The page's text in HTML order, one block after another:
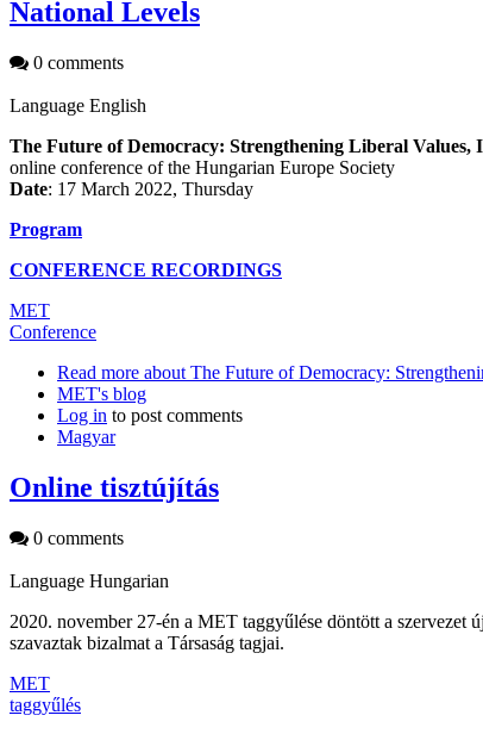
National Levels
0 comments
Language English
The Future of Democracy: Strengthening Liberal Values,
online conference of the Hungarian Europe Society
Date: 17 March 2022, Thursday
Program
CONFERENCE RECORDINGS
MET
Conference
Read more about The Future of Democracy:
MET's blog
Log in to post comments
Magyar
Online tisztújítás
0 comments
Language Hungarian
2020. november 27-én a MET taggyűlése döntött a
szavaztak bizalmat a Társaság tagjai.
MET
taggyűlés